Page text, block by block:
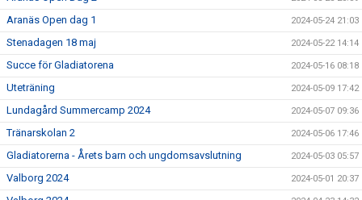
Aranäs Open dag 1 2024-05-24 21:03
Stenadagen 18 maj 2024-05-22 14:14
Succe för Gladiatorena 2024-05-16 08:18
Uteträning 2024-05-09 17:42
Lundagård Summercamp 2024 2024-05-07 09:36
Tränarskolan 2 2024-05-06 17:46
Gladiatorerna - Årets barn och ungdomsavslutning 2024-05-03 05:57
Valborg 2024 2024-05-01 20:37